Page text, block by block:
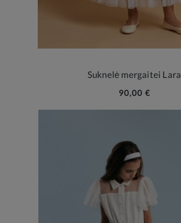
Suknelė mergaitei Lara
90,00 €